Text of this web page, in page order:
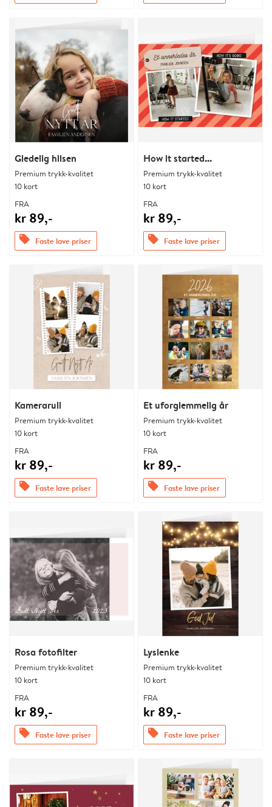
Gledelig hilsen
Premium trykk-kvalitet
10 kort
FRA
kr 89,-
offers Faste lave priser
How it started...
Premium trykk-kvalitet
10 kort
FRA
kr 89,-
offers Faste lave priser
Kamerarull
Premium trykk-kvalitet
10 kort
FRA
kr 89,-
offers Faste lave priser
Et uforglemmelig år
Premium trykk-kvalitet
10 kort
FRA
kr 89,-
offers Faste lave priser
Rosa fotofilter
Premium trykk-kvalitet
10 kort
FRA
kr 89,-
offers Faste lave priser
Lyslenke
Premium trykk-kvalitet
10 kort
FRA
kr 89,-
offers Faste lave priser